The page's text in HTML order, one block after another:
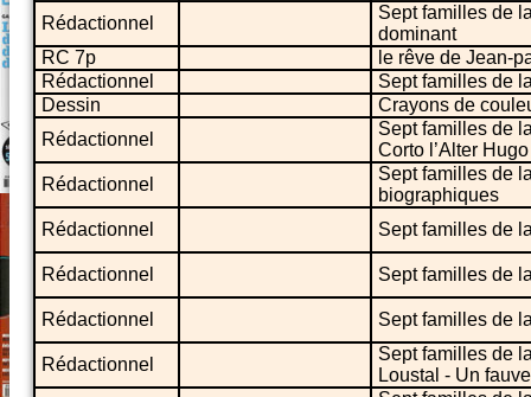
Rédactionnel
Sept familles de
dominant
RC 7p
le rêve de Jean-
Rédactionnel
Sept familles de
Dessin
Crayons de
Rédactionnel
Sept familles de
Corto l’Alter Hugo
Rédactionnel
Sept familles de
biographiques
Rédactionnel
Sept familles de
Rédactionnel Sept familles de
Rédactionnel Sept familles de
Rédactionnel
Sept familles de
Loustal - Un